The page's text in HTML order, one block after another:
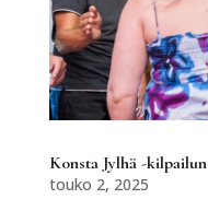
Konsta Jylhä -
touko 2, 2025